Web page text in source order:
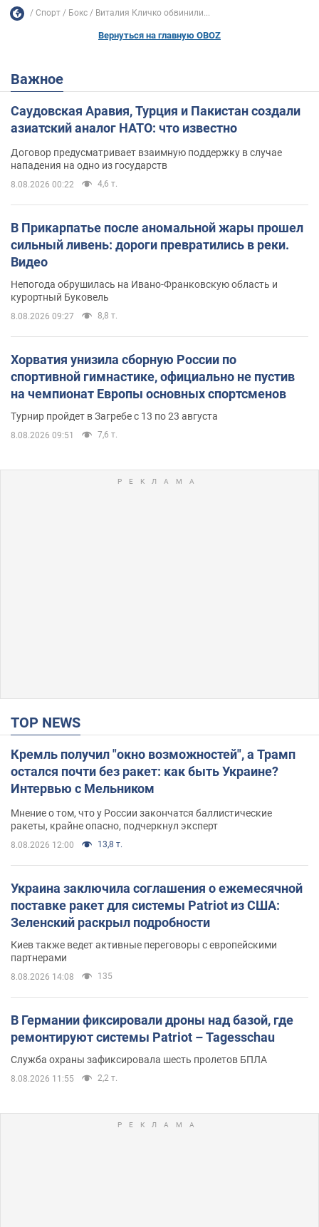
Спорт Бокс Виталия Кличко обвинили...
Вернуться на главную OBOZ
Важное
Саудовская Аравия, Турция и Пакистан создали
азиатский аналог НАТО: что известно
Договор предусматривает взаимную поддержку в случае
нападения на одно из государств
8.08.2026 00:22 4,6 т.
В Прикарпатье после аномальной жары прошел
сильный ливень: дороги превратились в реки.
Видео
Непогода обрушилась на Ивано-Франковскую область и
курортный Буковель
8.08.2026 09:27 8,8 т.
Хорватия унизила сборную России по
спортивной гимнастике, официально не пустив
на чемпионат Европы основных спортсменов
Турнир пройдет в Загребе с 13 по 23 августа
8.08.2026 09:51 7,6 т.
TOP NEWS
Кремль получил "окно возможностей", а Трамп
остался почти без ракет: как быть Украине?
Интервью с Мельником
Мнение о том, что у России закончатся баллистические
ракеты, крайне опасно, подчеркнул эксперт
8.08.2026 12:00 13,8 т.
Украина заключила соглашения о ежемесячной
поставке ракет для системы Patriot из США:
Зеленский раскрыл подробности
Киев также ведет активные переговоры с европейскими
партнерами
8.08.2026 14:08 135
В Германии фиксировали дроны над базой, где
ремонтируют системы Patriot – Tagesschau
Служба охраны зафиксировала шесть пролетов БПЛА
8.08.2026 11:55 2,2 т.